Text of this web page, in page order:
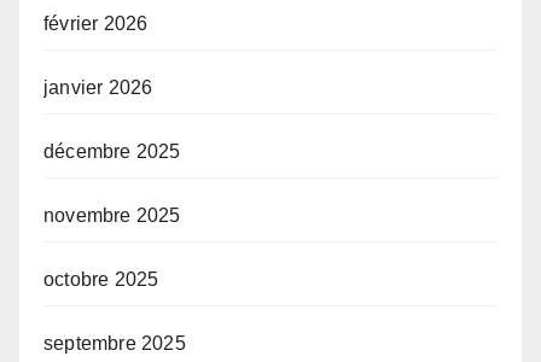
février 2026
janvier 2026
décembre 2025
novembre 2025
octobre 2025
septembre 2025